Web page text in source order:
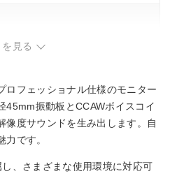
見る
ロフェッショナル仕様のモニター
45mm振動板とCCAWボイスコイ
像度サウンドを生み出します。自
です。
、さまざまな使用環境に対応可